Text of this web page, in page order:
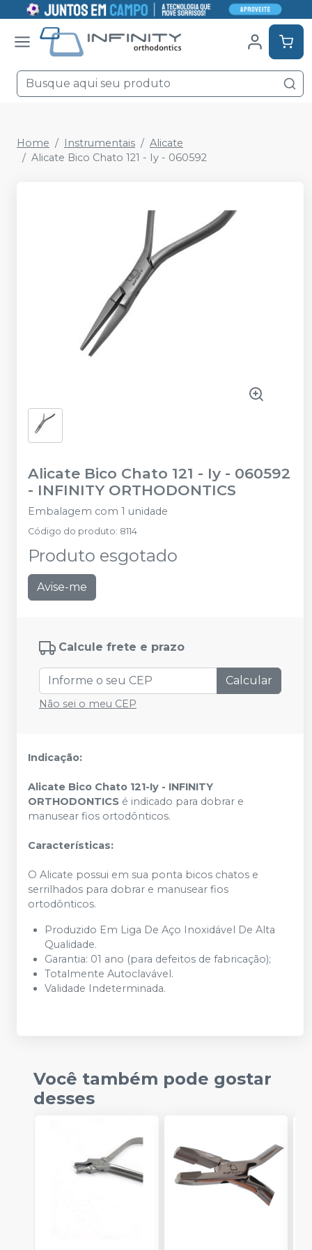
Home Instrumentais
Alicate
Alicate Bico Chato 121 - Iy - 060592
Alicate Bico Chato 121 - Iy - 060592
- INFINITY ORTHODONTICS
Embalagem com 1 unidade
Código do produto: 8114
Produto esgotado
Avise-me
Calcule frete e prazo
Calcular
Não sei o meu CEP
Indicação:
Alicate Bico Chato 121-Iy - INFINITY
ORTHODONTICS é indicado para dobrar e
manusear fios ortodônticos.
Características:
O Alicate possui em sua ponta bicos chatos e
serrilhados para dobrar e manusear fios
ortodônticos.
Produzido Em Liga De Aço Inoxidável De Alta
Qualidade.
Garantia: 01 ano (para defeitos de fabricação);
Totalmente Autoclavável.
Validade Indeterminada.
Você também pode gostar
desses